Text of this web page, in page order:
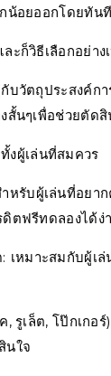
น้อยออกโดยทันที
ะก็วิธีเลือกอย่าง
กับวัตถุประสงค์
สั้นๆเพื่อช่วยตัดสิ
งผู้เล่นที่สมควร
บผู้เล่นที่อยากค
ตฟรีทดลองได้ง่
เหมาะสมกับผู้เล่
รูเล็ต, โป๊กเกอ
นใจ